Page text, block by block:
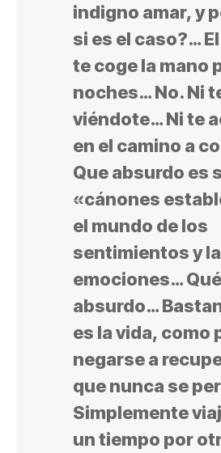
indigno amar, y
si es el caso?…
te coge la mano
noches… No. Ni
viéndote… Ni te
en el camino a
Que absurdo es
«cánones
el mundo de los
sentimientos y
emociones…
absurdo…
es la vida, como
negarse a
que nunca se
Simplemente
un tiempo por